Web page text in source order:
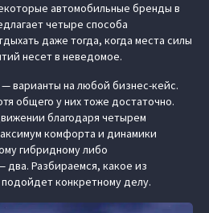
автомобильные бренды в
четыре способа
даже тогда, когда места силы
несет в неведомое.
— варианты на любой бизнес-кейс.
общего у них тоже достаточно.
благодаря четырем
комфорта и динамики
гибридному либо
два. Разбираемся, какое из
конкретному делу.